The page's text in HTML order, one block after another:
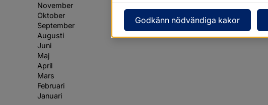
November
Oktober
September
Augusti
Juni
Maj
April
Mars
Februari
Januari
Godkänn nödvändiga kakor